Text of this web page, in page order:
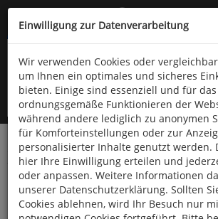
Kompletten Head der Seite
oder (06766) 9323-960
Startseite Bücher Gesundheit
Geistiges Heilen und
Einwilligung zur Datenverarbeitung
Wir verwenden Cookies oder
um Ihnen ein optimales und sicheres
bieten. Einige sind essenziell und für das
ordnungsgemäße Funktionieren der
während andere lediglich zu anonymen
für Komforteinstellungen oder zur
personalisierter Inhalte genutzt werden.
hier Ihre Einwilligung erteilen und
oder anpassen. Weitere Informationen
unserer Datenschutzerklärung. Sollten
Cookies ablehnen, wird Ihr Besuch nur